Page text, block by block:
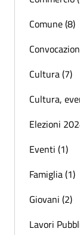
Comune (8)
Cultura (7)
Cultura,
Elezioni
Eventi (1)
Famiglia (1)
Giovani (2)
Lavori